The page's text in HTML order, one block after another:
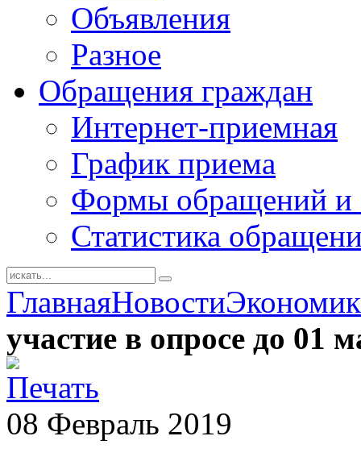
Объявления
Разное
Обращения граждан
Интернет-приемная
График приема
Формы обращений и
Статистика
ГлавнаяНовости
участие в опросе до 01
08 Февраль 2019